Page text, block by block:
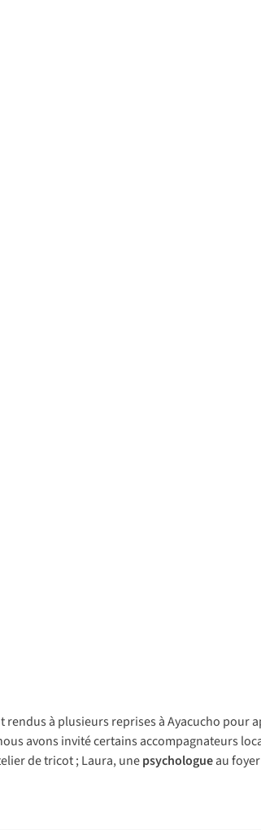
rendus à plusieurs reprises àAyacucho pour
ous avons invitécertains accompagnateurs lo
detricot;Laura,unepsychologueaufoyer